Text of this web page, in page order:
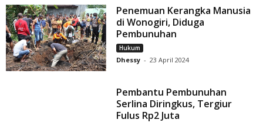
Penemuan Kerangka Manusia
di Wonogiri, Diduga
Pembunuhan
Hukum
Dhessy - 23 April 2024
Pembantu Pembunuhan
Serlina Diringkus, Tergiur
Fulus Rp2 Juta